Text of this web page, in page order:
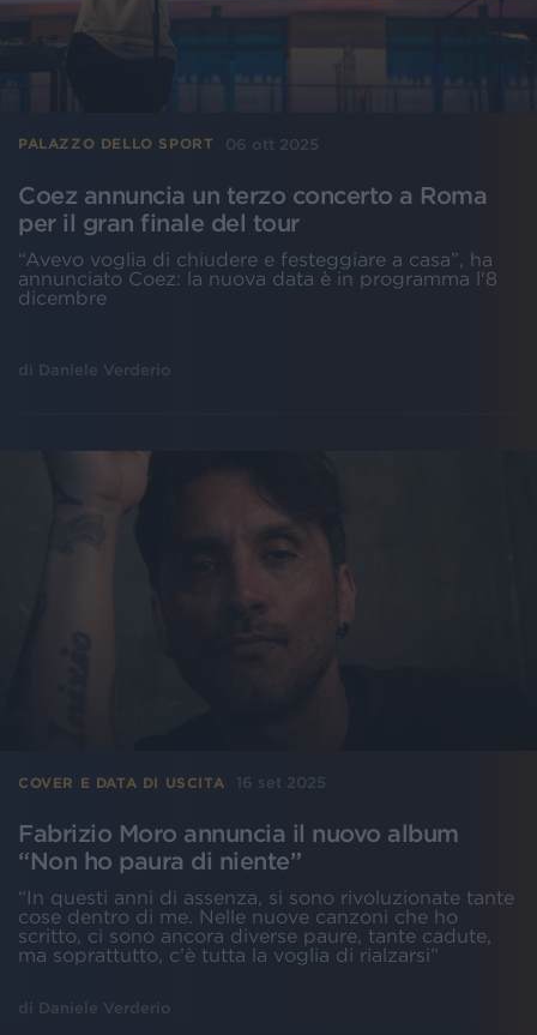
PALAZZO DELLO SPORT 06 ott 2025
Coez annuncia un terzo concerto a Roma
per il gran finale del tour
“Avevo voglia di chiudere e festeggiare a casa”, ha
annunciato Coez: la nuova data è in programma l'8
dicembre
di Daniele Verderio
COVER E DATA DI USCITA 16 set 2025
Fabrizio Moro annuncia il nuovo album
“Non ho paura di niente”
“In questi anni di assenza, si sono rivoluzionate tante
cose dentro di me. Nelle nuove canzoni che ho
scritto, ci sono ancora diverse paure, tante cadute,
ma soprattutto, c’è tutta la voglia di rialzarsi”
di Daniele Verderio